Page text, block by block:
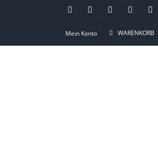
InstagramPinterestFacebookYouTube
Mein Konto WARENKORB